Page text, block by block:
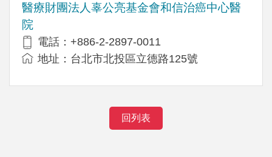
醫療財團法人辜公亮基金會和信治癌中心醫
院
電話：+886-2-2897-0011
地址：台北市北投區立德路125號
回列表